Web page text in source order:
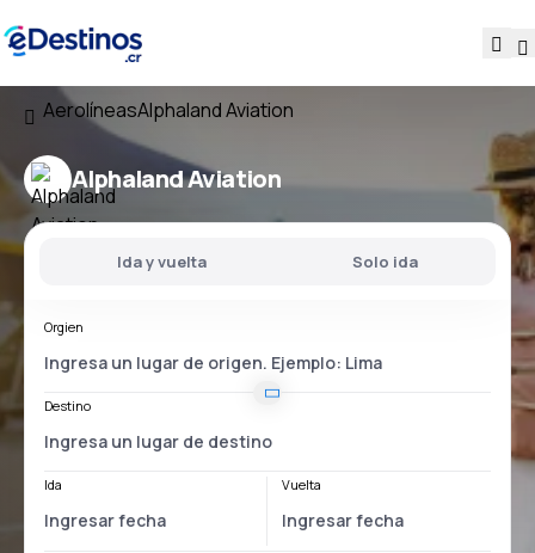
AerolíneasAlphaland Aviation
Alphaland Aviation
Ida y vuelta Solo ida
Orgien
Destino
Ida Vuelta